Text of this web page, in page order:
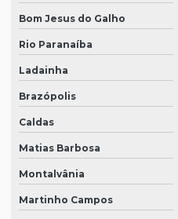
Bom Jesus do Galho
Rio Paranaíba
Ladainha
Brazópolis
Caldas
Matias Barbosa
Montalvânia
Martinho Campos